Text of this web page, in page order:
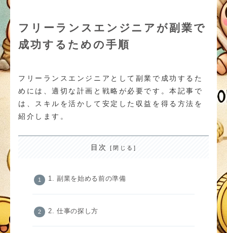
フリーランスエンジニアが副業で
成功するための手順
フリーランスエンジニアとして副業で成功するた
めには、適切な計画と戦略が必要です。本記事で
は、スキルを活かして安定した収益を得る方法を
紹介します。
目次
1. 副業を始める前の準備
2. 仕事の探し方